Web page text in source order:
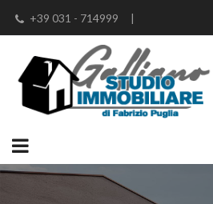
+39 031 - 714999 |
info@studioimmobiliaregalliano.it
fabrizio@studioimmobiliaregalliano.it